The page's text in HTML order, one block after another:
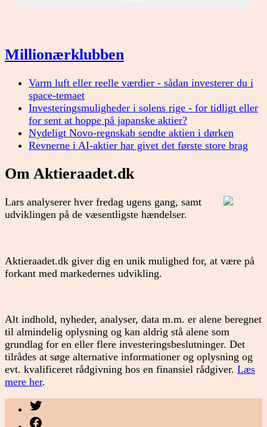
Millionærklubben
Varm luft eller reelle værdier - sådan investerer du i
space-temaet
Investeringsmuligheder i solens rige - for tidligt eller
for sent at hoppe på japanske aktier?
Nydeligt Novo-regnskab sendte aktien i dørken
Revnerne i AI-aktier har givet det første store brag
Om Aktieraadet.dk
Lars analyserer hver fredag ugens gang, samt
udviklingen på de væsentligste hændelser.
Aktieraadet.dk giver dig en unik mulighed for, at være på
forkant med markedernes udvikling.
Alt indhold, nyheder, analyser, data m.m. er alene beregnet
til almindelig oplysning og kan aldrig stå alene som
grundlag for en eller flere investeringsbeslutninger. Det
tilrådes at søge alternative informationer og oplysning og
evt. kvalificeret rådgivning hos en finansiel rådgiver. Læs
mere her.